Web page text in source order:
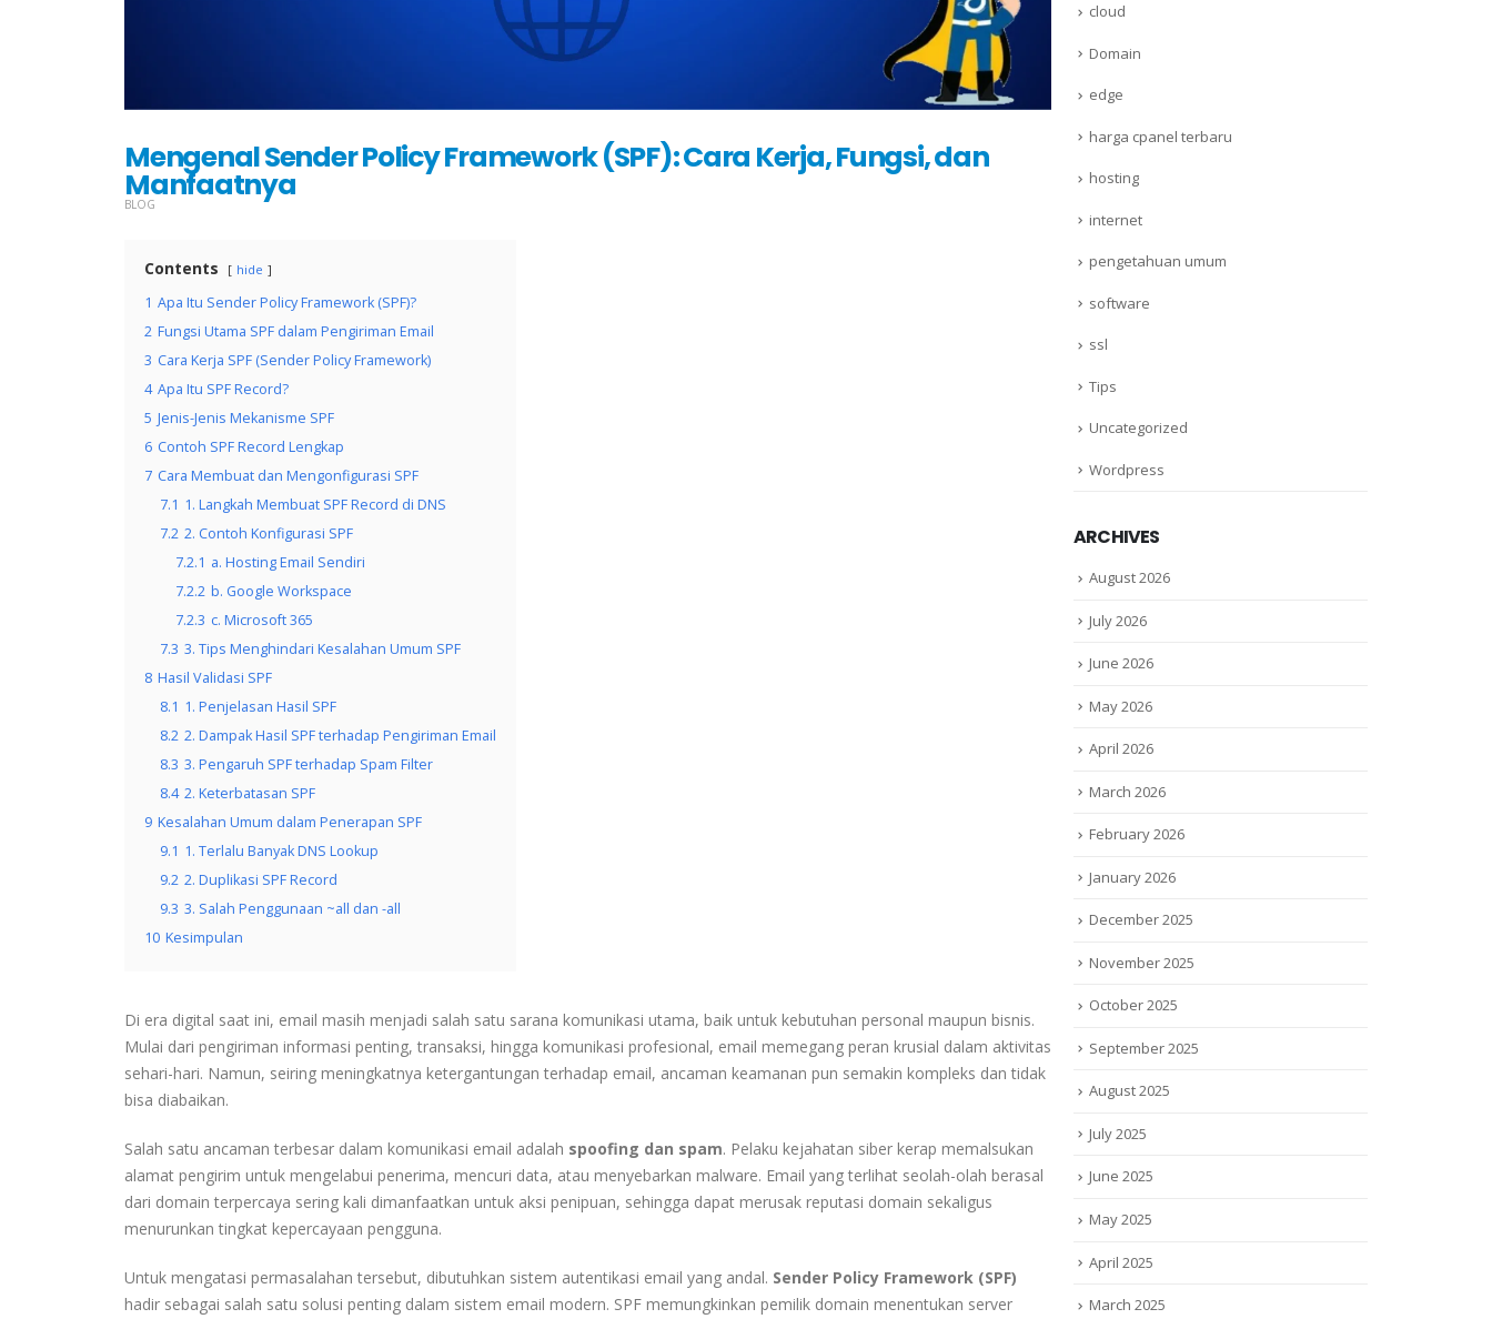
Mengenal Sender Policy Framework (SPF): Cara Kerja, Fungsi, dan
Manfaatnya
BLOG
Contents hide
1 Apa Itu Sender Policy Framework (SPF)?
2 Fungsi Utama SPF dalam Pengiriman Email
3 Cara Kerja SPF (Sender Policy Framework)
4 Apa Itu SPF Record?
5 Jenis-Jenis Mekanisme SPF
6 Contoh SPF Record Lengkap
7 Cara Membuat dan Mengonfigurasi SPF
7.1 1. Langkah Membuat SPF Record di DNS
7.2 2. Contoh Konfigurasi SPF
7.2.1 a. Hosting Email Sendiri
7.2.2 b. Google Workspace
7.2.3 c. Microsoft 365
7.3 3. Tips Menghindari Kesalahan Umum SPF
8 Hasil Validasi SPF
8.1 1. Penjelasan Hasil SPF
8.2 2. Dampak Hasil SPF terhadap Pengiriman Email
8.3 3. Pengaruh SPF terhadap Spam Filter
8.4 2. Keterbatasan SPF
9 Kesalahan Umum dalam Penerapan SPF
9.1 1. Terlalu Banyak DNS Lookup
9.2 2. Duplikasi SPF Record
9.3 3. Salah Penggunaan ~all dan -all
10 Kesimpulan
Di era digital saat ini, email masih menjadi salah satu sarana komunikasi utama, baik untuk kebutuhan personal maupun bisnis.
Mulai dari pengiriman informasi penting, transaksi, hingga komunikasi profesional, email memegang peran krusial dalam aktivitas
sehari-hari. Namun, seiring meningkatnya ketergantungan terhadap email, ancaman keamanan pun semakin kompleks dan tidak
bisa diabaikan.
Salah satu ancaman terbesar dalam komunikasi email adalah spoofing dan spam. Pelaku kejahatan siber kerap memalsukan
alamat pengirim untuk mengelabui penerima, mencuri data, atau menyebarkan malware. Email yang terlihat seolah-olah berasal
dari domain terpercaya sering kali dimanfaatkan untuk aksi penipuan, sehingga dapat merusak reputasi domain sekaligus
menurunkan tingkat kepercayaan pengguna.
Untuk mengatasi permasalahan tersebut, dibutuhkan sistem autentikasi email yang andal. Sender Policy Framework (SPF)
hadir sebagai salah satu solusi penting dalam sistem email modern. SPF memungkinkan pemilik domain menentukan server
cloud
Domain
edge
harga cpanel terbaru
hosting
internet
pengetahuan umum
software
ssl
Tips
Uncategorized
Wordpress
ARCHIVES
August 2026
July 2026
June 2026
May 2026
April 2026
March 2026
February 2026
January 2026
December 2025
November 2025
October 2025
September 2025
August 2025
July 2025
June 2025
May 2025
April 2025
March 2025